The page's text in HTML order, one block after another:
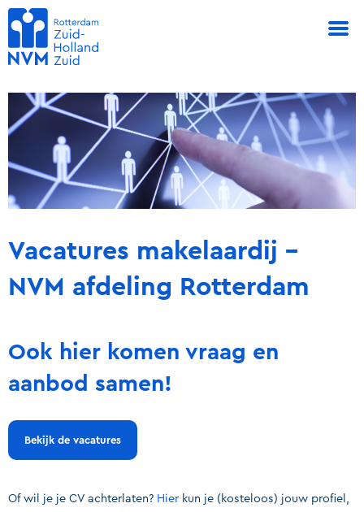
Vacatures makelaardij -
NVM afdeling Rotterdam
Ook hier komen vraag en
aanbod samen!
Bekijk de vacatures
Of wil je je CV achterlaten? Hier kun je (kosteloos) jouw profiel,